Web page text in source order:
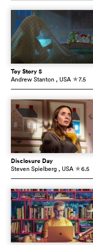
Toy Story 5
Andrew Stanton , USA c7.5
Disclosure Day
Steven Spielberg , USA c6.5